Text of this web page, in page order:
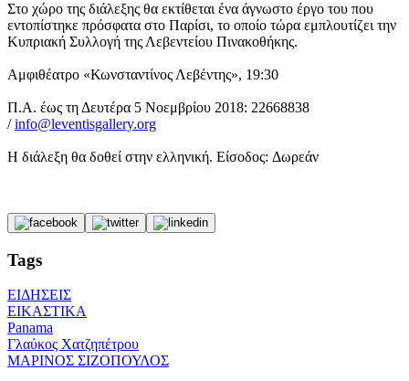
Στο χώρο της διάλεξης θα εκτίθεται ένα άγνωστο έργο του που
εντοπίστηκε πρόσφατα στο Παρίσι, το οποίο τώρα εμπλουτίζει την
Κυπριακή Συλλογή της Λεβεντείου Πινακοθήκης.
Αμφιθέατρο «Κωνσταντίνος Λεβέντης», 19:30
Π.Α. έως τη Δευτέρα 5 Νοεμβρίου 2018: 22668838
/info@leventisgallery.org
Η διάλεξη θα δοθεί στην ελληνική. Είσοδος: Δωρεάν
Tags
ΕΙΔΗΣΕΙΣ
ΕΙΚΑΣΤΙΚΑ
Panama
Γλαύκος Χατζηπέτρου
ΜΑΡΙΝΟΣ ΣΙΖΟΠΟΥΛΟΣ